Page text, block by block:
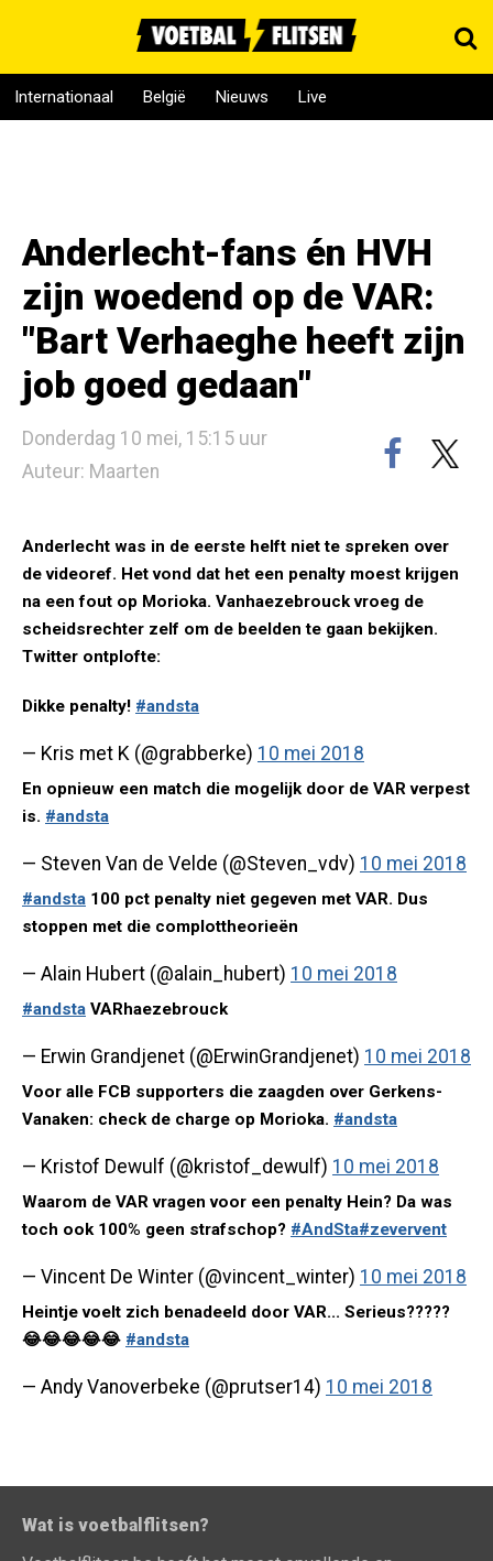
Internationaal België Nieuws Live
Anderlecht-fans én HVH
zijn woedend op de VAR:
"Bart Verhaeghe heeft zijn
job goed gedaan"
Donderdag 10 mei, 15:15 uur
Auteur: Maarten
Anderlecht was in de eerste helft niet te spreken over
de videoref. Het vond dat het een penalty moest krijgen
na een fout op Morioka. Vanhaezebrouck vroeg de
scheidsrechter zelf om de beelden te gaan bekijken.
Twitter ontplofte:
Dikke penalty! #andsta
— Kris met K (@grabberke) 10 mei 2018
En opnieuw een match die mogelijk door de VAR verpest
is. #andsta
— Steven Van de Velde (@Steven_vdv) 10 mei 2018
#andsta 100 pct penalty niet gegeven met VAR. Dus
stoppen met die complottheorieën
— Alain Hubert (@alain_hubert) 10 mei 2018
#andsta VARhaezebrouck
— Erwin Grandjenet (@ErwinGrandjenet) 10 mei 2018
Voor alle FCB supporters die zaagden over Gerkens-
Vanaken: check de charge op Morioka. #andsta
— Kristof Dewulf (@kristof_dewulf) 10 mei 2018
Waarom de VAR vragen voor een penalty Hein? Da was
toch ook 100% geen strafschop? #AndSta#zevervent
— Vincent De Winter (@vincent_winter) 10 mei 2018
Heintje voelt zich benadeeld door VAR... Serieus?????
😂😂😂😂😂 #andsta
— Andy Vanoverbeke (@prutser14) 10 mei 2018
Wat is voetbalflitsen?